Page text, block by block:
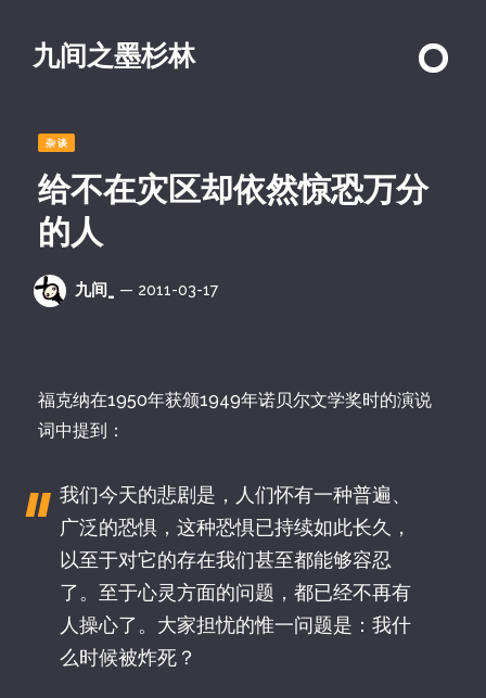
九间之墨杉林
杂谈
给不在灾区却依然惊恐万分
的人
九间_ — 2011-03-17
福克纳在1950年获颁1949年诺贝尔文学奖时的演说
词中提到：
我们今天的悲剧是，人们怀有一种普遍、
广泛的恐惧，这种恐惧已持续如此长久，
以至于对它的存在我们甚至都能够容忍
了。至于心灵方面的问题，都已经不再有
人操心了。大家担忧的惟一问题是：我什
么时候被炸死？